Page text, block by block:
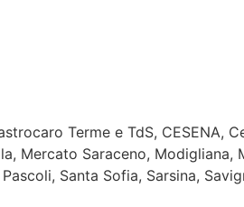
Terme e TdS, CESENA,
Mercato Saraceno,
Santa Sofia, Sarsina,